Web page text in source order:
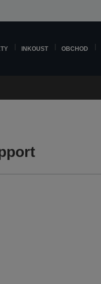
INKOUST OBCHOD